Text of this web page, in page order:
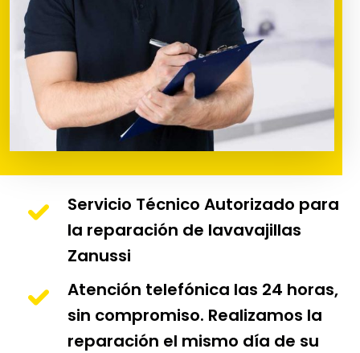
Servicio Técnico Autorizado para
la reparación de lavavajillas
Zanussi
Atención telefónica las 24 horas,
sin compromiso. Realizamos la
reparación el mismo día de su